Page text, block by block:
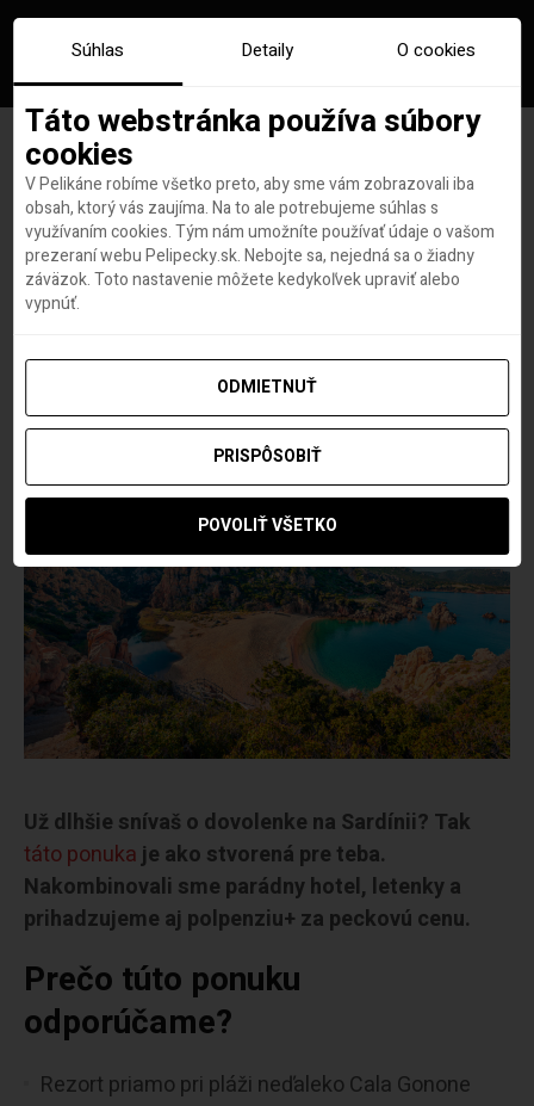
PONUKA DŇA: Sardínia na 8
dní s letenkami, 4*hotelom a
polpenziou+ za 637€
autorHana Hudson 18. MARCA 2022
Už dlhšie snívaš o dovolenke na Sardínii? Tak
táto ponuka je ako stvorená pre teba.
Nakombinovali sme parádny hotel, letenky a
prihadzujeme aj polpenziu+ za peckovú cenu.
Prečo túto ponuku
odporúčame?
Rezort priamo pri pláži neďaleko Cala Gonone
Súhlas Detaily O cookies
Táto webstránka používa súbory
cookies
V Pelikáne robíme všetko preto, aby sme vám zobrazovali iba
obsah, ktorý vás zaujíma. Na to ale potrebujeme súhlas s
využívaním cookies. Tým nám umožníte používať údaje o vašom
prezeraní webu Pelipecky.sk. Nebojte sa, nejedná sa o žiadny
záväzok. Toto nastavenie môžete kedykoľvek upraviť alebo
vypnúť.
ODMIETNUŤ
PRISPÔSOBIŤ
POVOLIŤ VŠETKO